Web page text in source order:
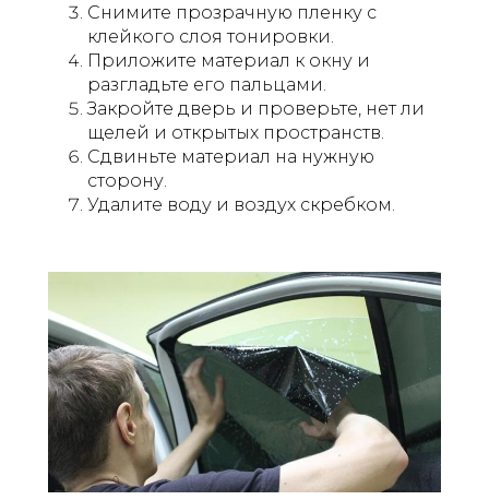
Снимите прозрачную пленку с
клейкого слоя тонировки.
Приложите материал к окну и
разгладьте его пальцами.
Закройте дверь и проверьте, нет ли
щелей и открытых пространств.
Сдвиньте материал на нужную
сторону.
Удалите воду и воздух скребком.